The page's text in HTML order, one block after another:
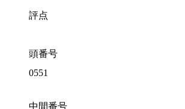
評点
頭番号
0551
中間番号